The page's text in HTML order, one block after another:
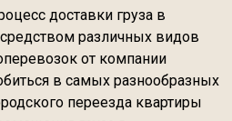
доставки груза в
различных видов
от компании
в самых разнообразных
переезда квартиры